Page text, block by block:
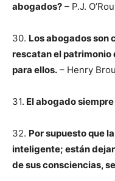
abogados? – P.J.
30. Los abogados son
rescatan el patrimonio
para ellos. – Henry
31. El abogado
32. Por supuesto que
inteligente; están
de sus consciencias,